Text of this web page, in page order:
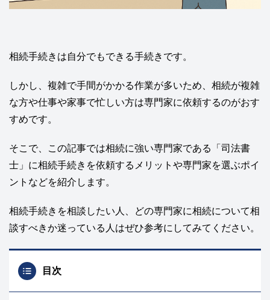
相続手続きは自分でもできる手続きです。
しかし、複雑で手間がかかる作業が多いため、相続が複雑
な方や仕事や家事で忙しい方は専門家に依頼するのがおす
すめです。
そこで、この記事では相続に強い専門家である「司法書
士」に相続手続きを依頼するメリットや専門家を選ぶポイ
ントなどを紹介します。
相続手続きを相談したい人、どの専門家に相続について相
談すべきか迷っている人はぜひ参考にしてみてください。
目次